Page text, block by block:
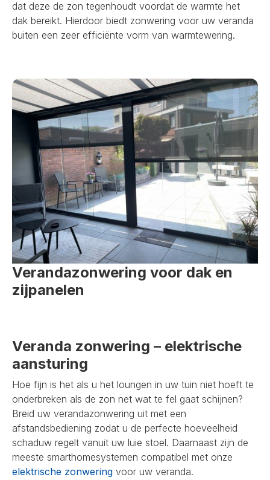
dat deze de zon tegenhoudt voordat de warmte het
dak bereikt. Hierdoor biedt zonwering voor uw veranda
buiten een zeer efficiënte vorm van warmtewering.
Verandazonwering voor dak en
zijpanelen
Veranda zonwering – elektrische
aansturing
Hoe fijn is het als u het loungen in uw tuin niet hoeft te
onderbreken als de zon net wat te fel gaat schijnen?
Breid uw verandazonwering uit met een
afstandsbediening zodat u de perfecte hoeveelheid
schaduw regelt vanuit uw luie stoel. Daarnaast zijn de
meeste smarthomesystemen compatibel met onze
elektrische zonwering voor uw veranda.